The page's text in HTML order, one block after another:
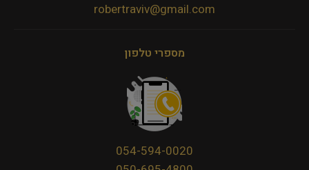
robertraviv@gmail.com
מספרי טלפון
054-594-0020